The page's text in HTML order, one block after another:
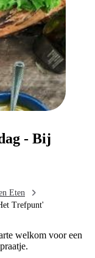
- Bij
Eten
Trefpunt'
welkom voor een